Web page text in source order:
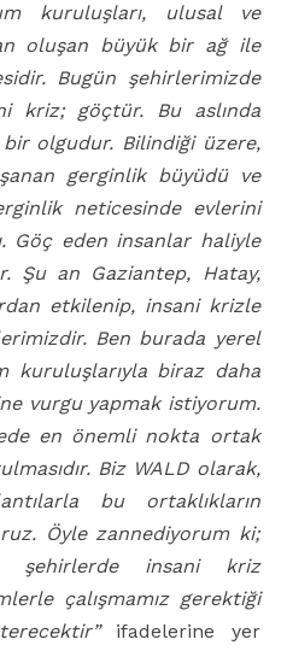
kuruluşları, ulusal ve
oluşan büyük bir ağ ile
Bugün şehirlerimizde
kriz; göçtür. Bu aslında
olgudur. Bilindiği üzere,
gerginlik büyüdü ve
neticesinde evlerini
Göç eden insanlar haliyle
Şu an Gaziantep, Hatay,
etkilenip, insani krizle
Ben burada yerel
kuruluşlarıyla biraz daha
vurgu yapmak istiyorum.
en önemli nokta ortak
Biz WALD olarak,
bu ortaklıkların
Öyle zannediyorum ki;
şehirlerde insani kriz
çalışmamız gerektiği
ifadelerine yer